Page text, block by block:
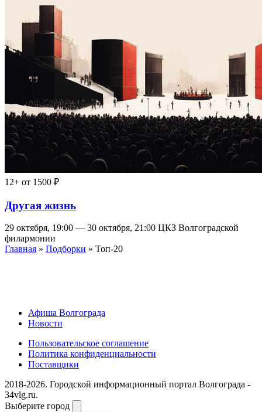
12+ от 1500 ₽
Другая жизнь
29 октября, 19:00 — 30 октября, 21:00 ЦКЗ Волгоградской
филармонии
Главная » Подборки » Топ-20
Афиша Волгограда
Новости
Пользовательское соглашение
Политика конфиденциальности
Поставщики
2018-2026. Городской информационный портал Волгограда -
34vlg.ru.
Выберите город